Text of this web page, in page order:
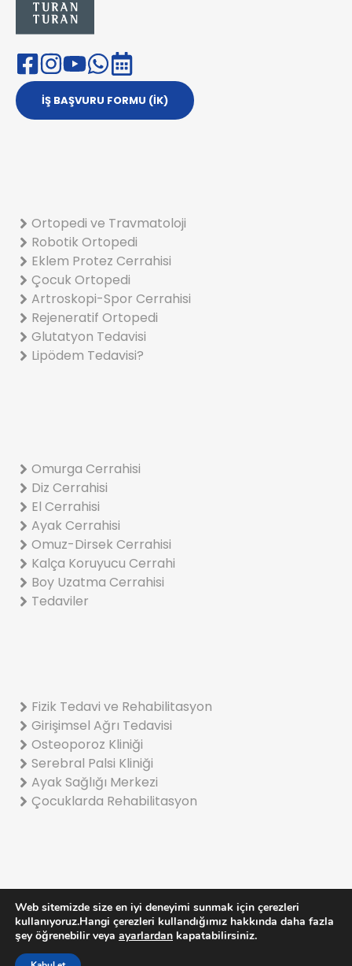
İŞ BAŞVURU FORMU (İK)
Ortopedi ve Travmatoloji
Robotik Ortopedi
Eklem Protez Cerrahisi
Çocuk Ortopedi
Artroskopi-Spor Cerrahisi
Rejeneratif Ortopedi
Glutatyon Tedavisi
Lipödem Tedavisi?
Omurga Cerrahisi
Diz Cerrahisi
El Cerrahisi
Ayak Cerrahisi
Omuz-Dirsek Cerrahisi
Kalça Koruyucu Cerrahi
Boy Uzatma Cerrahisi
Tedaviler
Fizik Tedavi ve Rehabilitasyon
Girişimsel Ağrı Tedavisi
Osteoporoz Kliniği
Serebral Palsi Kliniği
Ayak Sağlığı Merkezi
Çocuklarda Rehabilitasyon
© 2022 Turan Turan Kemik Kas Eklem Sağlığı Hizmetleri A.Ş
Gizlilik Ve Çerez Politikası
KVKK Aydınlatma Metni
Web sitemizde size en iyi deneyimi sunmak için çerezleri
kullanıyoruz.Hangi çerezleri kullandığımız hakkında daha fazla
şey öğrenebilir veya ayarlardan kapatabilirsiniz.